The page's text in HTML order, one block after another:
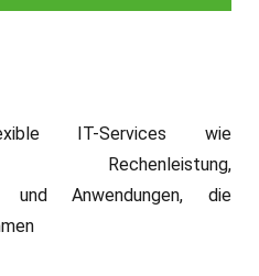
IT-Services wie
Rechenleistung,
und Anwendungen, die